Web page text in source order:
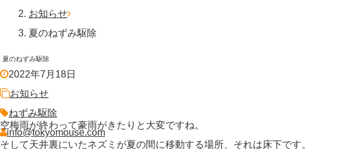
お知らせ
夏のねずみ駆除
夏のねずみ駆除
2022年7月18日
お知らせ
ねずみ駆除
info@tokyomouse.com
空梅雨が終わって豪雨がきたりと大変ですね。
そして天井裏にいたネズミが夏の間に移動する場所、それは床下です。